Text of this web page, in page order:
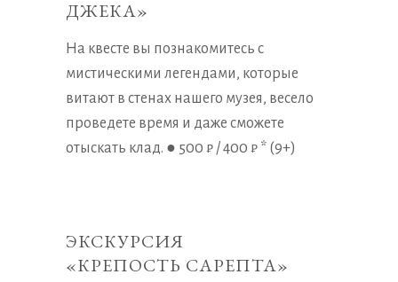
ДЖЕКА»
На квесте вы познакомитесь с
мистическими легендами, которые
витают в стенах нашего музея, весело
проведете время и даже сможете
отыскать клад. ● 500 ₽ / 400 ₽ * (9+)
ЭКСКУРСИЯ
«КРЕПОСТЬ САРЕПТА»